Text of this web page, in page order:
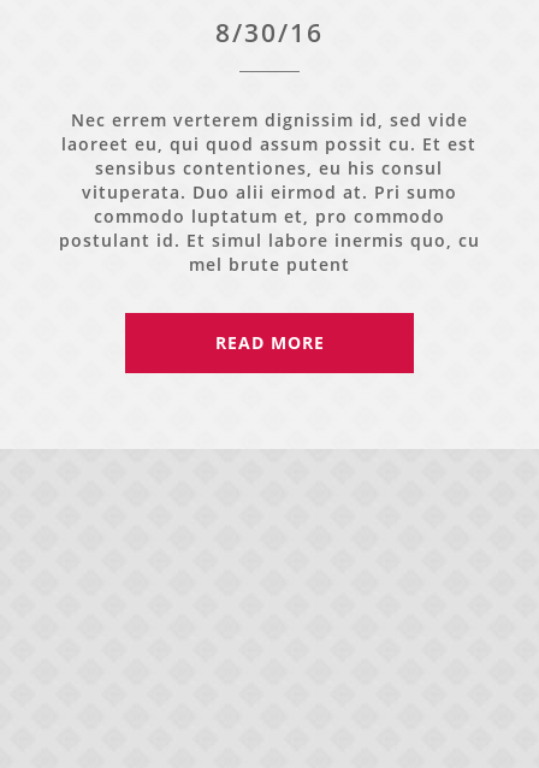
8/30/16
Nec errem verterem dignissim id, sed vide
laoreet eu, qui quod assum possit cu. Et est
sensibus contentiones, eu his consul
vituperata. Duo alii eirmod at. Pri sumo
commodo luptatum et, pro commodo
postulant id. Et simul labore inermis quo, cu
mel brute putent
READ MORE